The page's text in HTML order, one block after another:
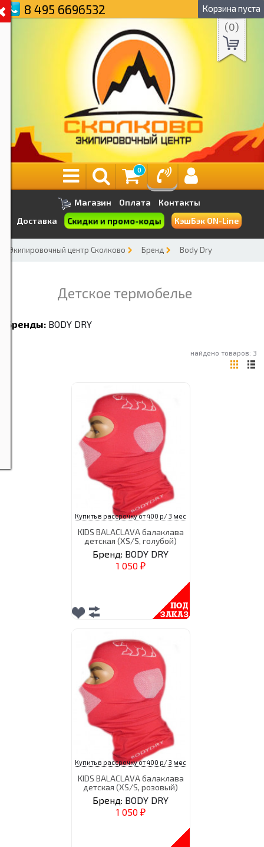
8 495 6696532 Корзина пуста
(0)
0
Магазин Оплата
Контакты
Доставка
Скидки и промо-коды КэшБэк ON-Line
Экипировочный центр Сколково Бренд Body Dry
Детское термобелье
Бренды: BODY DRY
найдено товаров: 3
Купить в рассрочку от 400 р/ 3 мес
KIDS BALACLAVA балаклава
детская (XS/S, голубой)
Бренд: BODY DRY
1 050 ₽
Купить в рассрочку от 400 р/ 3 мес
KIDS BALACLAVA балаклава
детская (XS/S, розовый)
Бренд: BODY DRY
1 050 ₽